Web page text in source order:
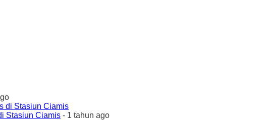
Stasiun Ciamis - 1 tahun ago